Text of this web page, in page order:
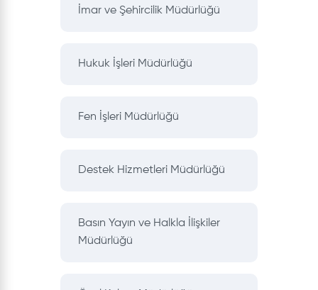
İmar ve Şehircilik Müdürlüğü
Hukuk İşleri Müdürlüğü
Fen İşleri Müdürlüğü
Destek Hizmetleri Müdürlüğü
Basın Yayın ve Halkla İlişkiler
Müdürlüğü